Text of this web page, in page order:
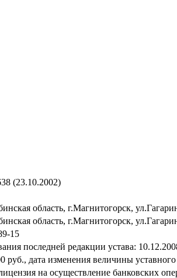
(23.10.2002)
область, г.Магнитогорск,
область, г.Магнитогорск,
15
последней редакции устава:
руб., дата изменения величины
на осуществление банковских